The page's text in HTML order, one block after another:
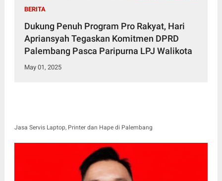
BERITA
Dukung Penuh Program Pro Rakyat, Hari
Apriansyah Tegaskan Komitmen DPRD
Palembang Pasca Paripurna LPJ Walikota
May 01, 2025
Jasa Servis Laptop, Printer dan Hape di Palembang